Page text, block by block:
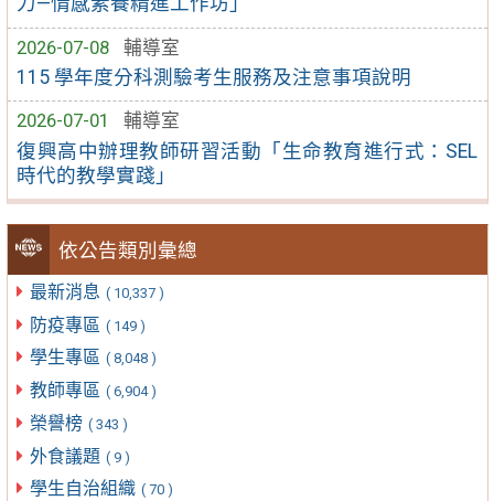
2026-07-08
輔導室
115 學年度分科測驗考生服務及注意事項說明
2026-07-01
輔導室
復興高中辦理教師研習活動「生命教育進行式：SEL
時代的教學實踐」
依公告類別彙總
最新消息 ( 10,337 )
防疫專區 ( 149 )
學生專區 ( 8,048 )
教師專區 ( 6,904 )
榮譽榜 ( 343 )
外食議題 ( 9 )
學生自治組織 ( 70 )